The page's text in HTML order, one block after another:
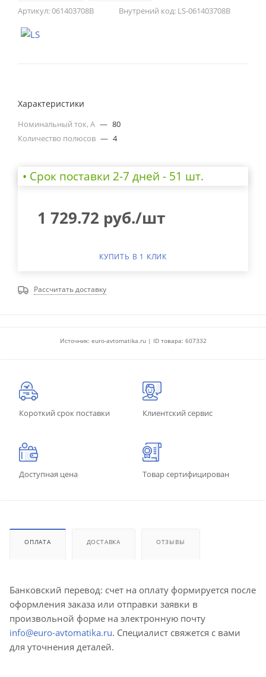
Артикул:061403708B Внутрений код: LS-061403708B
Характеристики
Номинальный ток, А — 80
Количество полюсов — 4
• Cрок поставки 2-7 дней - 51 шт.
1 729.72 руб./шт
КУПИТЬ В 1 КЛИК
Рассчитать доставку
Источник: euro-avtomatika.ru | ID товара: 607332
Короткий срок поставки Клиентский сервис
Доступная цена Товар сертифицирован
ОПЛАТА ДОСТАВКА ОТЗЫВЫ
Банковский перевод: счет на оплату формируется после
оформления заказа или отправки заявки в
произвольной форме на электронную почту
info@euro-avtomatika.ru. Специалист свяжется с вами
для уточнения деталей.